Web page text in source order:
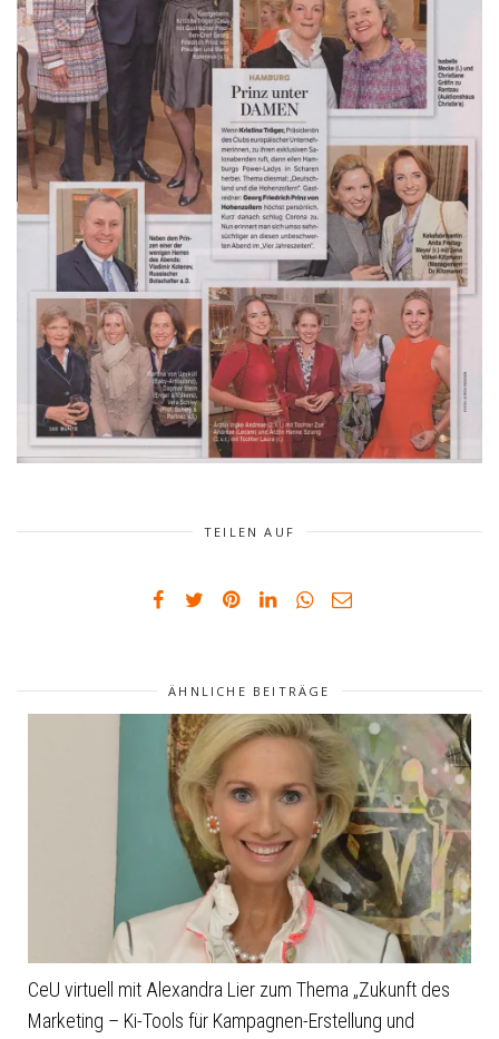
TEILEN AUF
ÄHNLICHE BEITRÄGE
CeU virtuell mit Alexandra Lier zum Thema „Zukunft des
Marketing – Ki-Tools für Kampagnen-Erstellung und